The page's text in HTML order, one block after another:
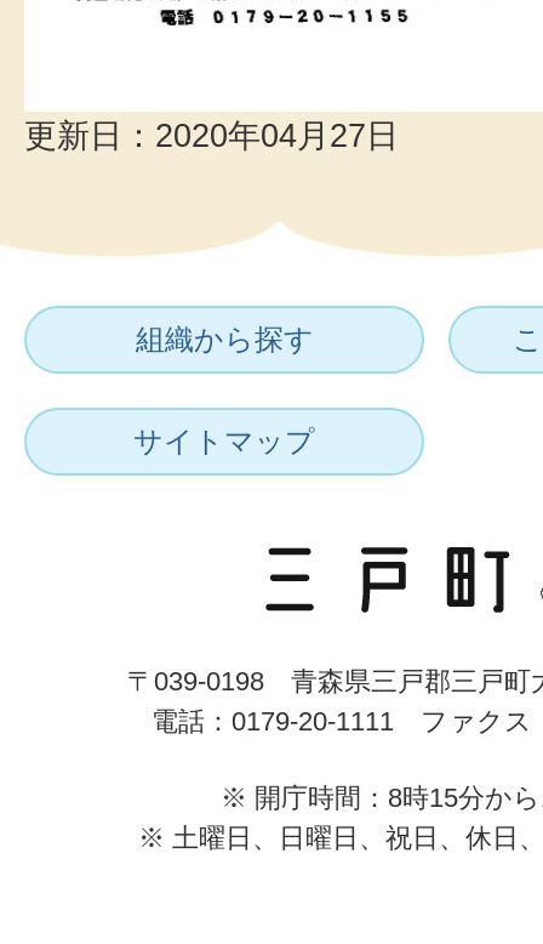
更新日：2020年04月27日
組織から探す
サイトマップ
〒039-0198 青森県三戸郡三戸町
電話：0179-20-1111 ファクス
※ 開庁時間：8時15分か
※ 土曜日、日曜日、祝日、休日